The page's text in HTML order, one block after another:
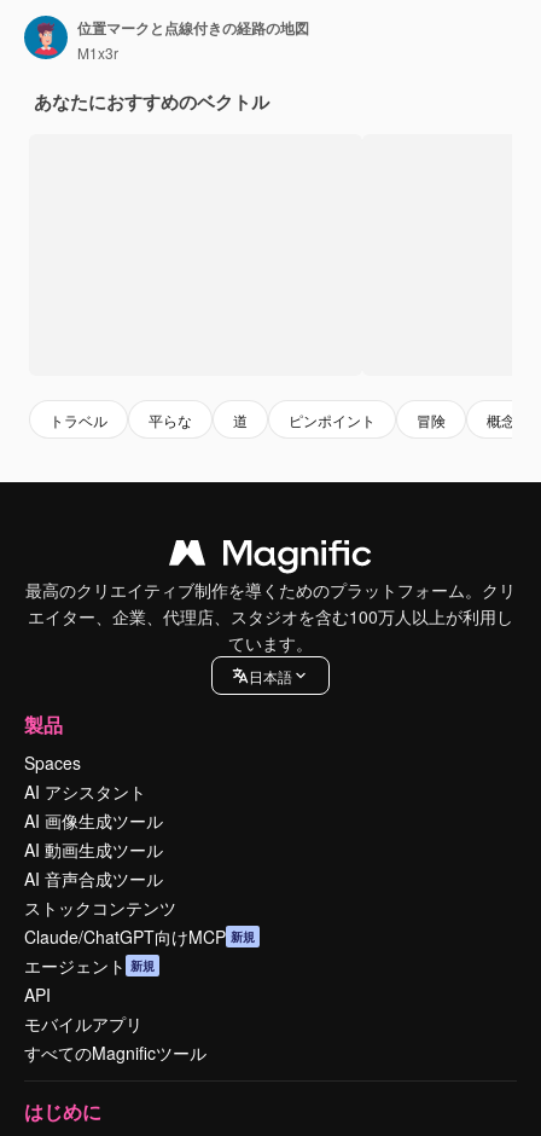
位置マークと点線付きの経路の地図
M1x3r
あなたにおすすめのベクトル
トラベル 平らな 道 ピンポイント 冒険 概念
最高のクリエイティブ制作を導くためのプラットフォーム。クリ
エイター、企業、代理店、スタジオを含む100万人以上が利用し
ています。
日本語
製品
Spaces
AI アシスタント
AI 画像生成ツール
AI 動画生成ツール
AI 音声合成ツール
ストックコンテンツ
Claude/ChatGPT向けMCP 新規
エージェント 新規
API
モバイルアプリ
すべてのMagnificツール
はじめに